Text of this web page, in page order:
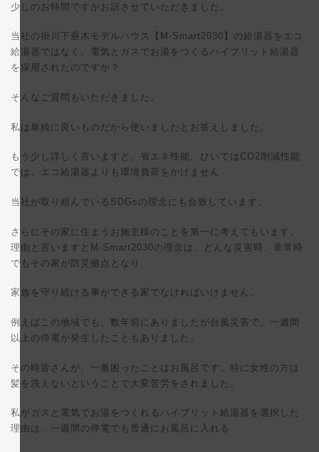
少しのお時間ですがお話させていただきました。
当社の掛川下垂木モデルハウス【M-Smart2030】の給湯器をエコ
給湯器ではなく、電気とガスでお湯をつくるハイブリット給湯器
を採用されたのですか？
そんなご質問もいただきました。
私は単純に良いものだから使いましたとお答えしました。
もう少し詳しく言いますと、省エネ性能、ひいてはCO2削減性能
では、エコ給湯器よりも環境負荷をかけません
当社が取り組んでいるSDGsの理念にも合致しています。
さらにその家に住まうお施主様のことを第一に考えてもいます。
理由と言いますとM-Smart2030の理念は、どんな災害時、非常時
でもその家が防災拠点となり
家族を守り続ける事ができる家でなければいけません。
例えばこの地域でも、数年前にありましたが台風災害で、一週間
以上の停電が発生したこともありました。
その時皆さんが、一番困ったことはお風呂です。特に女性の方は
髪を洗えないということで大変苦労をされました。
私がガスと電気でお湯をつくれるハイブリット給湯器を選択した
理由は、一週間の停電でも普通にお風呂に入れる